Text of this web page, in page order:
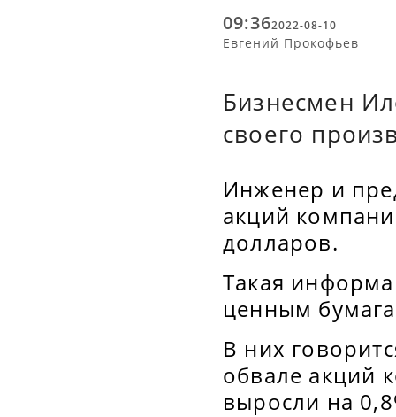
09:362022-08-10
Евгений Прокофьев
Бизнесмен
своего
Инженер и
акций
долларов.
Такая
ценным
В них
обвале акций
выросли на